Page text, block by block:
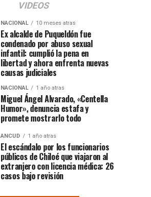
VIDEOS
NACIONAL 10 meses atras
Ex alcalde de Puqueldón fue
condenado por abuso sexual
infantil: cumplió la pena en
libertad y ahora enfrenta nuevas
causas judiciales
NACIONAL 1 año atras
Miguel Ángel Alvarado, «Centella
Humor», denuncia estafa y
promete mostrarlo todo
ANCUD 1 año atras
El escándalo por los funcionarios
públicos de Chiloé que viajaron al
extranjero con licencia médica: 26
casos bajo revisión